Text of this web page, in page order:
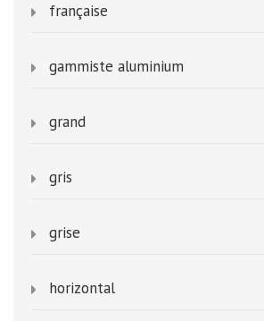
française
gammiste aluminium
grand
gris
grise
horizontal